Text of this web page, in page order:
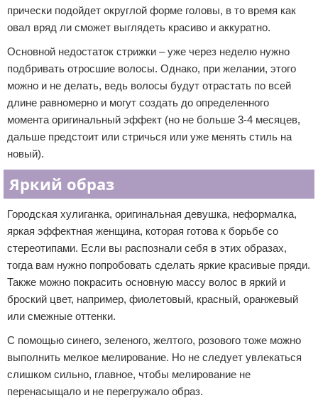
прически подойдет округлой форме головы, в то время как
овал вряд ли сможет выглядеть красиво и аккуратно.
Основной недостаток стрижки – уже через неделю нужно
подбривать отросшие волосы. Однако, при желании, этого
можно и не делать, ведь волосы будут отрастать по всей
длине равномерно и могут создать до определенного
момента оригинальный эффект (но не больше 3-4 месяцев,
дальше предстоит или стричься или уже менять стиль на
новый).
Яркий образ
Городская хулиганка, оригинальная девушка, неформалка,
яркая эффектная женщина, которая готова к борьбе со
стереотипами. Если вы распознали себя в этих образах,
тогда вам нужно попробовать сделать яркие красивые пряди.
Также можно покрасить основную массу волос в яркий и
броский цвет, например, фиолетовый, красный, оранжевый
или смежные оттенки.
С помощью синего, зеленого, желтого, розового тоже можно
выполнить мелкое мелирование. Но не следует увлекаться
слишком сильно, главное, чтобы мелирование не
перенасыщало и не перегружало образ.